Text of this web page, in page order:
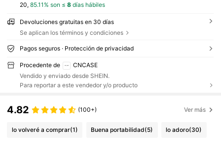
20, 85.11% son ≤ 8días hábiles
Devoluciones gratuitas en 30 días
Se aplican los términos y condiciones
Pagos seguros · Protección de privacidad
Procedente de
CNCASE
Vendido y enviado desde SHEIN.
Para reportar a este vendedor y/o producto
4.82 (100+) Ver más
lo volveré a comprar(1) Buena portabilidad(5) lo adoro(30)